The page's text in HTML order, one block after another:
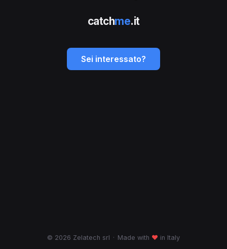
catchme.it
Sei interessato?
© 2026 Zelatech srl · Made with ♥ in Italy